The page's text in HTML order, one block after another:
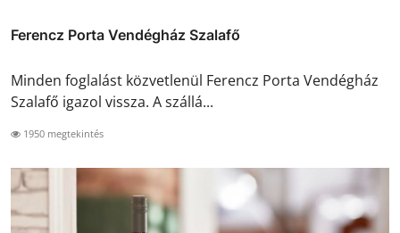
Ferencz Porta Vendégház Szalafő
Minden foglalást közvetlenül Ferencz Porta Vendégház
Szalafő igazol vissza. A szállá...
1950 megtekintés